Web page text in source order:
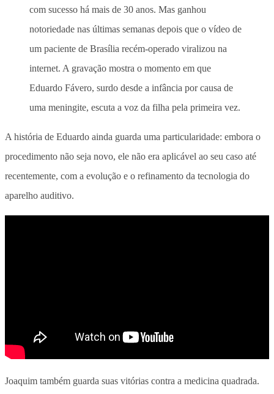
com sucesso há mais de 30 anos. Mas ganhou
notoriedade nas últimas semanas depois que o vídeo de
um paciente de Brasília recém-operado viralizou na
internet. A gravação mostra o momento em que
Eduardo Fávero, surdo desde a infância por causa de
uma meningite, escuta a voz da filha pela primeira vez.
A história de Eduardo ainda guarda uma particularidade: embora o
procedimento não seja novo, ele não era aplicável ao seu caso até
recentemente, com a evolução e o refinamento da tecnologia do
aparelho auditivo.
Joaquim também guarda suas vitórias contra a medicina quadrada.